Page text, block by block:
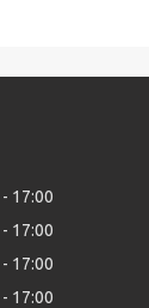
17:00
17:00
17:00
17:00